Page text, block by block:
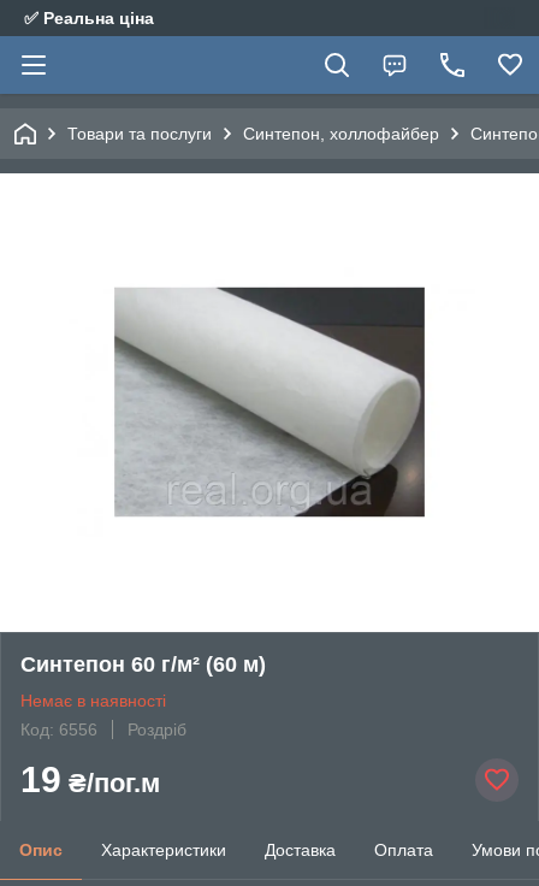
✅ Реальна ціна
Товари та послуги Синтепон, холлофайбер
Синтепон 60 г/м² (60 м)
Немає в наявності
Код: 6556
Роздріб
19 ₴/пог.м
Опис Характеристики Доставка Оплата Умови